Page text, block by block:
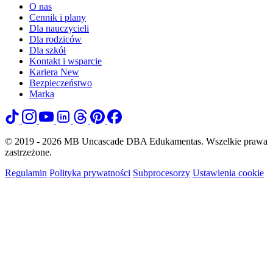
O nas
Cennik i plany
Dla nauczycieli
Dla rodziców
Dla szkół
Kontakt i wsparcie
Kariera New
Bezpieczeństwo
Marka
© 2019 - 2026 MB Uncascade DBA Edukamentas. Wszelkie prawa
zastrzeżone.
Regulamin Polityka prywatności Subprocesorzy Ustawienia cookie